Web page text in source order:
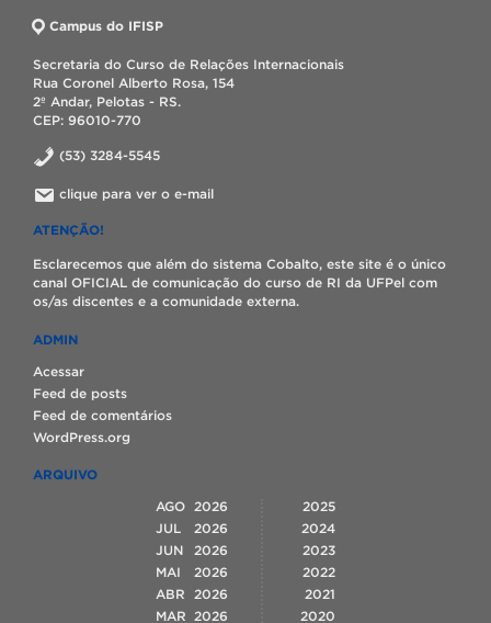
Campus do IFISP
Secretaria do Curso de Relações Internacionais
Rua Coronel Alberto Rosa, 154
2º Andar, Pelotas - RS.
CEP: 96010-770
(53) 3284-5545
clique para ver o e-mail
ATENÇÃO!
Esclarecemos que além do sistema Cobalto, este site é o único
canal OFICIAL de comunicação do curso de RI da UFPel com
os/as discentes e a comunidade externa.
ADMIN
Acessar
Feed de posts
Feed de comentários
WordPress.org
ARQUIVO
AGO
2026
JUL
2026
JUN
2026
MAI
2026
ABR
2026
MAR
2026
2025
2024
2023
2022
2021
2020